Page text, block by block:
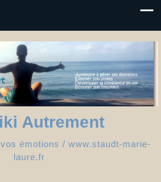
Autrement
émotions / www.staudt-marie-
laure.fr